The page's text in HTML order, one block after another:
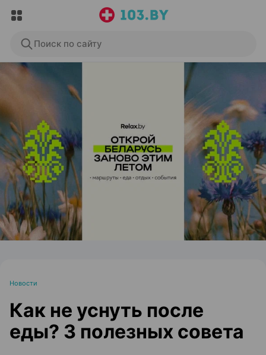
Поиск по сайту
ЭФФЕКТИВНАЯ РЕКЛАМА НА САЙТЕ
Новости
Как не уснуть после
еды? 3 полезных совета